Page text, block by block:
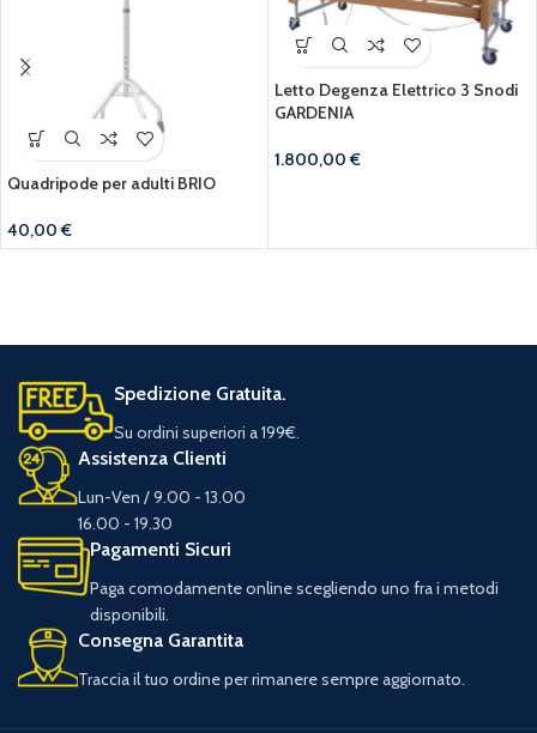
Quadripode per adulti BRIO
40,00€
Letto Degenza Elettrico 3 Snodi
GARDENIA
1.800,00€
Spedizione Gratuita.
Su ordini superiori a 199€.
Assistenza Clienti
Lun-Ven / 9.00 - 13.00
16.00 - 19.30
Pagamenti Sicuri
Paga comodamente online scegliendo uno fra i metodi
disponibili.
Consegna Garantita
Traccia il tuo ordine per rimanere sempre aggiornato.